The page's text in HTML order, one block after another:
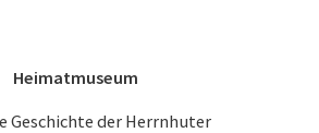
Heimatmuseum
Geschichte der Herrnhuter